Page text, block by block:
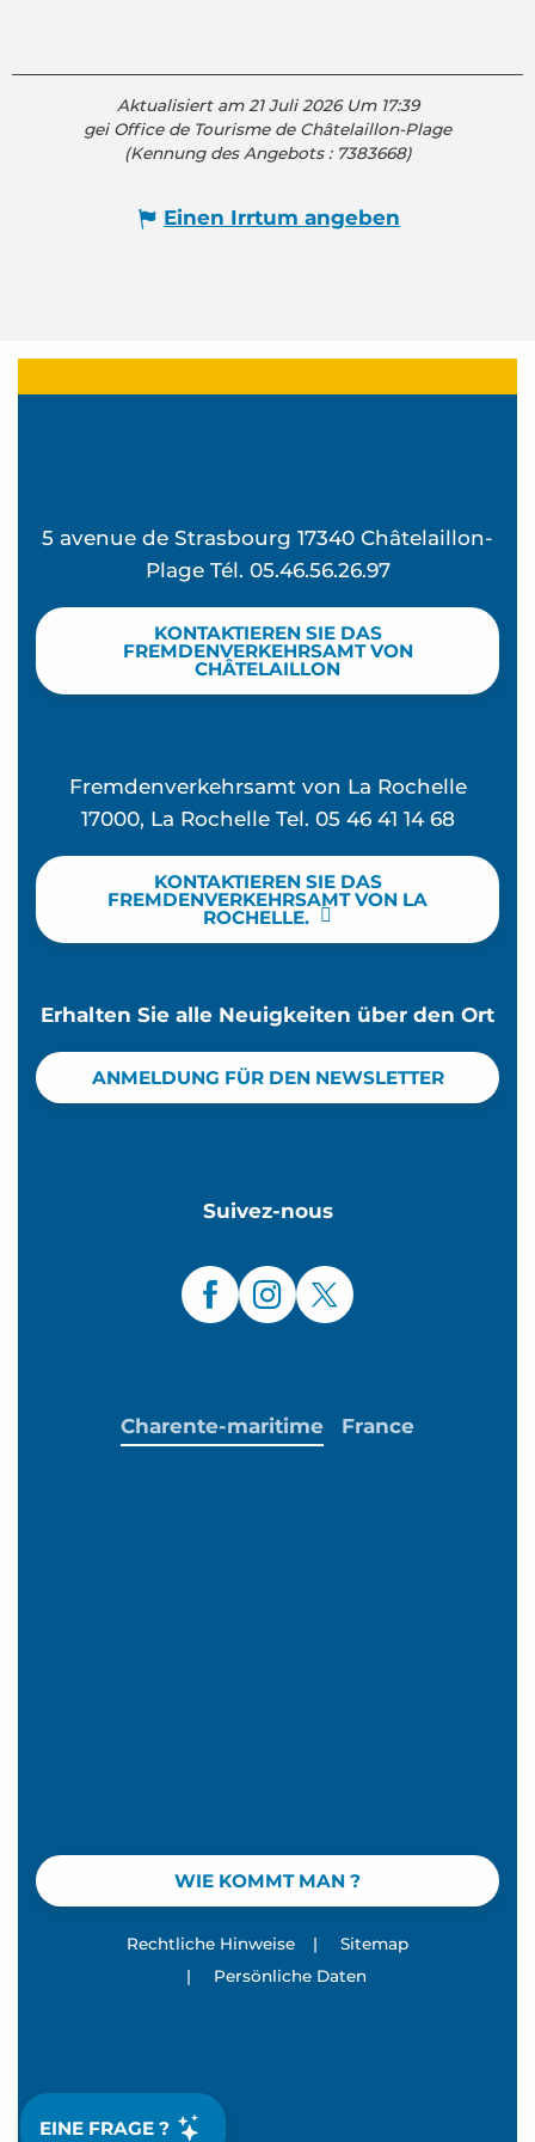
Aktualisiert am 21 Juli 2026 Um 17:39
gei Office de Tourisme de Châtelaillon-Plage
(Kennung des Angebots : 7383668)
Einen Irrtum angeben
EINE FRAGE ?
5 avenue de Strasbourg 17340 Châtelaillon-
Plage Tél. 05.46.56.26.97
KONTAKTIEREN SIE DAS
FREMDENVERKEHRSAMT VON
CHÂTELAILLON
Fremdenverkehrsamt von La Rochelle
17000, La Rochelle Tel. 05 46 41 14 68
KONTAKTIEREN SIE DAS
FREMDENVERKEHRSAMT VON LA
ROCHELLE.
Erhalten Sie alle Neuigkeiten über den Ort
ANMELDUNG FÜR DEN NEWSLETTER
Suivez-nous
WIE KOMMT MAN ?
Charente-maritime France
Rechtliche Hinweise |
Sitemap
|
Persönliche Daten